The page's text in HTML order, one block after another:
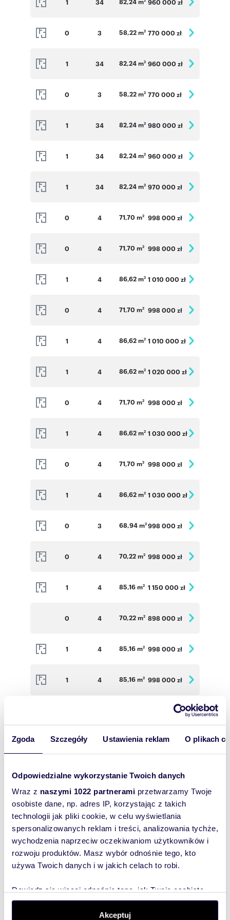
Zgoda Szczegóły Ustawienia reklam O plikach
Odpowiedzialne wykorzystanie Twoich danych
Wraz z naszymi 1022 partnerami przetwarzamy Twoje
osobiste dane, np. adres IP, korzystając z takich
technologii jak pliki cookie, w celu wyświetlania
spersonalizowanych reklam i treści, analizowania tychże,
wychodzenia naprzeciw oczekiwaniom użytkowników i
rozwoju produktów. Masz wybór odnośnie tego, kto
używa Twoich danych i w jakich celach to robi.
Dowiedz się więcej odnośnie tego, jak Twoje osobiste
dane są przetwarzane oraz ustaw własne preferencje w
. W Deklaracji plików cookie możesz
Akceptuj
0 3 58,22 m2 770 000 zł
1 34 82,24 m2 960 000 zł
0 3 58,22 m2 770 000 zł
1 34 82,24 m2 980 000 zł
1 34 82,24 m2 960 000 zł
1 34 82,24 m2 970 000 zł
0 4 71,70 m2 998 000 zł
0 4 71,70 m2 998 000 zł
1 4 86,62 m2 1 010 000 zł
0 4 71,70 m2 998 000 zł
1 4 86,62 m2 1 010 000 zł
1 4 86,62 m2 1 020 000 zł
0 4 71,70 m2 998 000 zł
1 4 86,62 m2 1 030 000 zł
0 4 71,70 m2 998 000 zł
1 4 86,62 m2 1 030 000 zł
0 3 68,94 m2 998 000 zł
0 4 70,22 m2 998 000 zł
1 4 85,16 m2 1 150 000 zł
0 4 70,22 m2 898 000 zł
1 4 85,16 m2 998 000 zł
1 4 85,16 m2 998 000 zł
998 000 zł
1 85,16 m 998 000 zł
85,16 m 998 000 zł
1 4 85,16 m 998 000 zł
1 4 85,16 m 2 998 000 zł
1 4 85,16 m 998 000 zł
0 4 70,22 m2 898 000 zł